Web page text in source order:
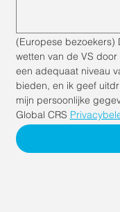
(Europese bezoekers)
wetten van de VS
een adequaat niveau
bieden, en ik geef
mijn persoonlijke
Global CRS